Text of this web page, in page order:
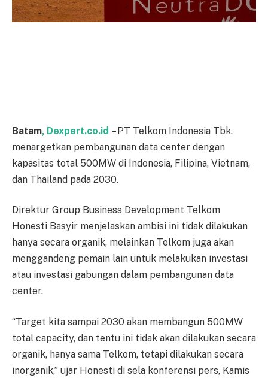
Batam, Dexpert.co.id – PT Telkom Indonesia Tbk.
menargetkan pembangunan data center dengan
kapasitas total 500MW di Indonesia, Filipina, Vietnam,
dan Thailand pada 2030.
Direktur Group Business Development Telkom
Honesti Basyir menjelaskan ambisi ini tidak dilakukan
hanya secara organik, melainkan Telkom juga akan
menggandeng pemain lain untuk melakukan investasi
atau investasi gabungan dalam pembangunan data
center.
“Target kita sampai 2030 akan membangun 500MW
total capacity, dan tentu ini tidak akan dilakukan secara
organik, hanya sama Telkom, tetapi dilakukan secara
inorganik,” ujar Honesti di sela konferensi pers, Kamis